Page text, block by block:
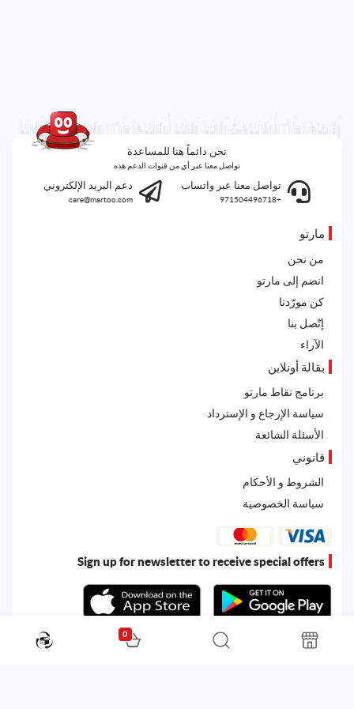
نحن دائماً هنا للمساعدة
تواصل معنا عبر أي من قنوات الدعم هذه
تواصل معنا عبر واتساب
+971504496718
دعم البريد الإلكتروني
care@martoo.com
مارتو
من نحن
انضم إلى مارتو
كن مورّدنا
إتّصل بنا
الآراء
بقالة أونلاين
برنامج نقاط مارتو
سياسة الإرجاع و الإسترداد
الأسئلة الشائعة
قانوني
الشروط و الأحكام
سياسة الخصوصية
Sign up for newsletter to receive special offers
0